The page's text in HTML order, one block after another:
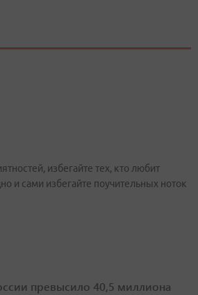
избегайте тех, кто любит
и сами избегайте поучительных ноток
превысило 40,5 миллиона